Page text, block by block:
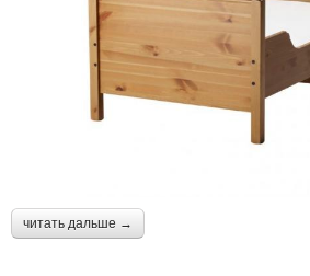
читать дальше →